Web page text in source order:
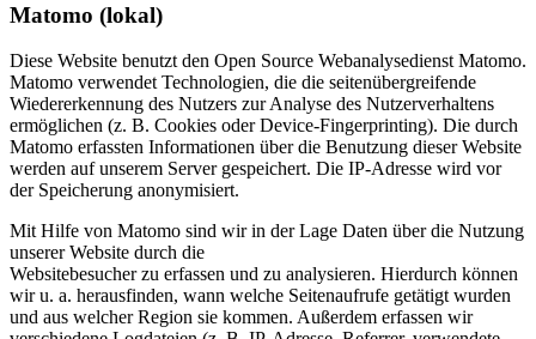
Matomo (lokal)
Diese Website benutzt den Open Source Webanalysedienst Matomo.
Matomo verwendet Technologien, die die seitenübergreifende
Wiedererkennung des Nutzers zur Analyse des Nutzerverhaltens
ermöglichen (z. B. Cookies oder Device-Fingerprinting). Die durch
Matomo erfassten Informationen über die Benutzung dieser Website
werden auf unserem Server gespeichert. Die IP-Adresse wird vor
der Speicherung anonymisiert.
Mit Hilfe von Matomo sind wir in der Lage Daten über die Nutzung
unserer Website durch die
Websitebesucher zu erfassen und zu analysieren. Hierdurch können
wir u. a. herausfinden, wann welche Seitenaufrufe getätigt wurden
und aus welcher Region sie kommen. Außerdem erfassen wir